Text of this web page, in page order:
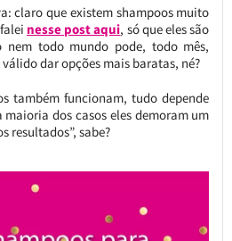
claro que existem shampoos muito
nesse post aqui, só que eles são
nem todo mundo pode, todo mês,
dar opções mais baratas, né?
também funcionam, tudo depende
dos casos eles demoram um
resultados”, sabe?